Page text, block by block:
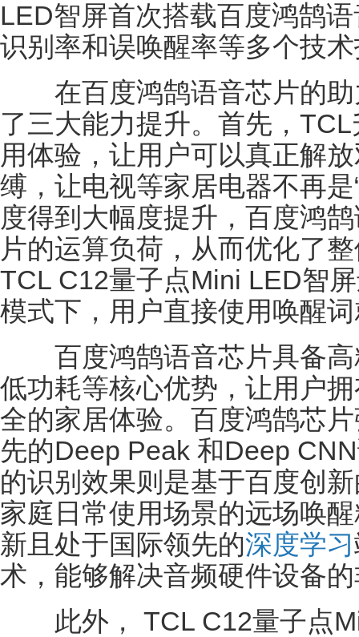
LED智屏首次搭载百度鸿鹄
识别率和误唤醒率等多个技
在百度鸿鹄语音芯片的助
了三大能力提升。首先，
用体验，让用户可以真正解
缚，让电视等家居电器不再
度得到大幅度提升，百度鸿
片的运算负荷，从而优化了
TCL C12量子点Mini LED智
模式下，用户直接使用唤醒
百度鸿鹄语音芯片具备高
低功耗等核心优势，让用户
全的家居体验。百度鸿鹄芯
先的Deep Peak 和Deep
的识别效果则是基于百度创
家庭日常使用场景的远场唤
新且处于国际领先的深度学习
术，能够解决音频硬件设备
此外， TCL C12量子点